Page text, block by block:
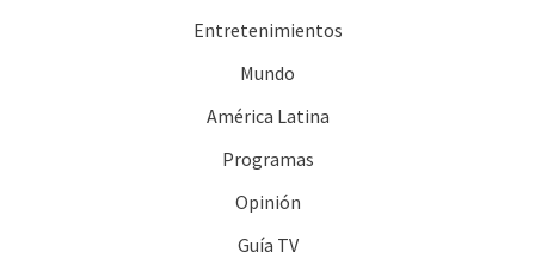
Entretenimientos
Mundo
América Latina
Programas
Opinión
Guía TV